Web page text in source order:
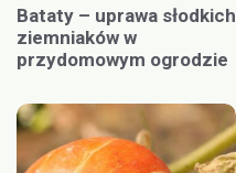
Bataty – uprawa słodkich
ziemniaków w
przydomowym ogrodzie